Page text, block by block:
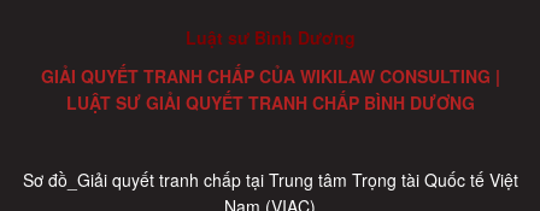
Luật sư Bình Dương
GIẢI QUYẾT TRANH CHẤP CỦA WIKILAW CONSULTING |
LUẬT SƯ GIẢI QUYẾT TRANH CHẤP BÌNH DƯƠNG
Sơ đồ_Giải quyết tranh chấp tại Trung tâm Trọng tài Quốc tế Việt
Nam (VIAC)